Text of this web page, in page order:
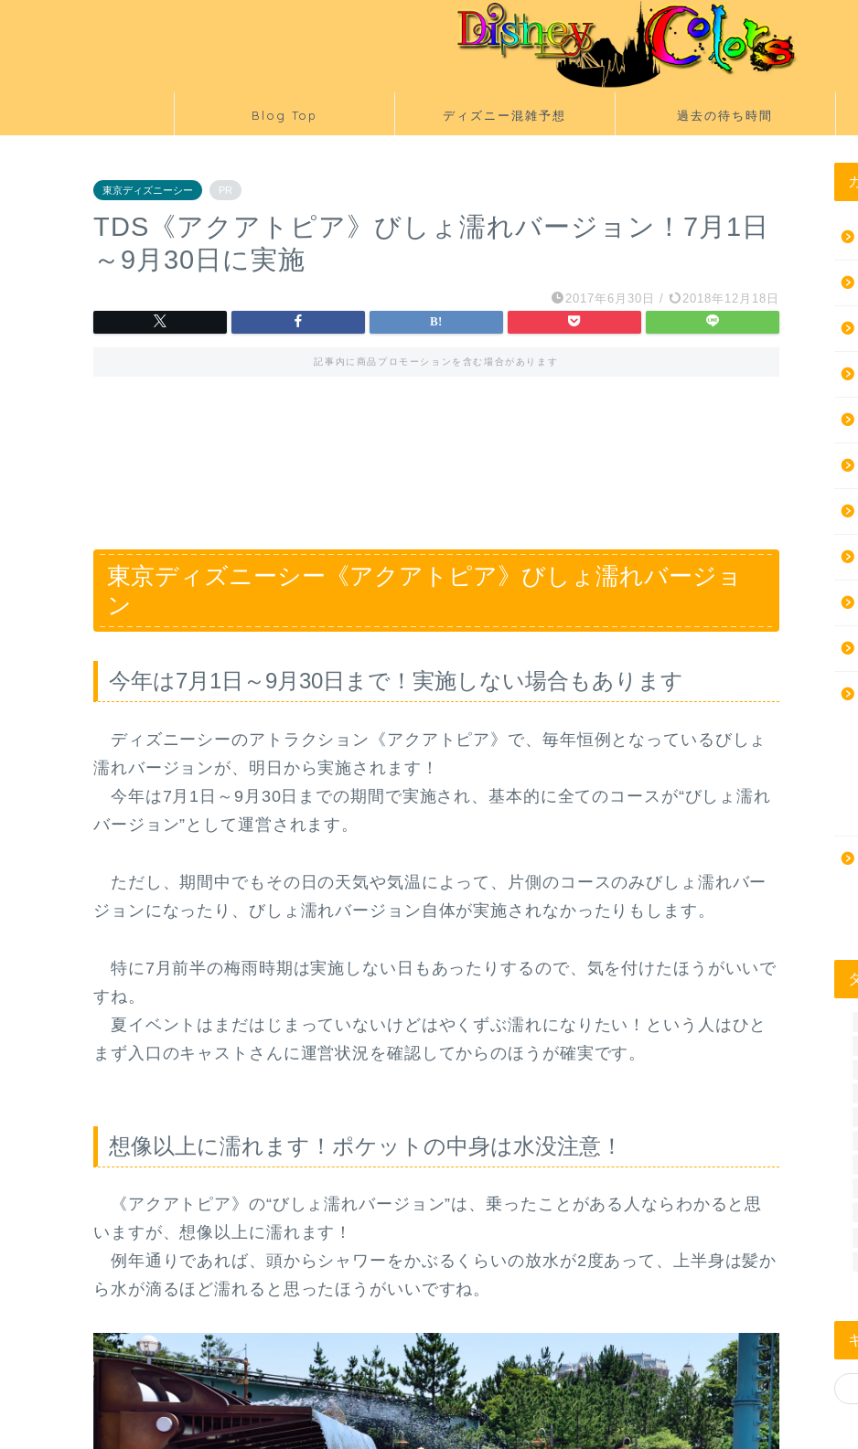
Blog Top ディズニー混雑予想 過去の待ち時間
東京ディズニーシー PR
TDS《アクアトピア》びしょ濡れバージョン！7月1日
～9月30日に実施
2017年6月30日 / 2018年12月18日
記事内に商品プロモーションを含む場合があります
東京ディズニーシー《アクアトピア》びしょ濡れバージョ
ン
今年は7月1日～9月30日まで！実施しない場合もあります
ディズニーシーのアトラクション《アクアトピア》で、毎年恒例となっているびしょ
濡れバージョンが、明日から実施されます！
今年は7月1日～9月30日 までの期間で実施され、基本的に全てのコースが“びしょ濡れ
バージョン”として運営されます。
ただし、期間中でもその日の天気や気温によって、片側のコースのみびしょ濡れバー
ジョンになったり、びしょ濡れバージョン自体が実施されなかったり もします。
特に7月前半の梅雨時期は実施しない日もあったりするので、気を付けたほうがいいで
すね。
夏イベントはまだはじまっていないけどはやくずぶ濡れになりたい！という人はひと
まず入口のキャストさんに運営状況を確認してからのほうが確実です。
想像以上に濡れます！ポケットの中身は水没注意！
《アクアトピア》の“びしょ濡れバージョン”は、乗ったことがある人ならわかると思
いますが、想像以上に濡れます！
例年通りであれば、頭からシャワーをかぶるくらいの放水が2度あって、 上半身は髪か
ら水が滴るほど濡れる と思ったほうがいいですね。